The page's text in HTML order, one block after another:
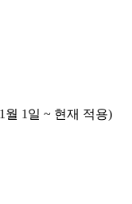
월 1일 ~ 현재 적용)